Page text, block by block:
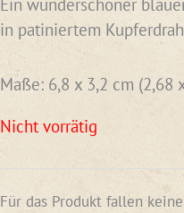
in patiniertem
Maße: 6,8 x 3,2 cm (2,68
Nicht vorrätig
Für das Produkt fallen